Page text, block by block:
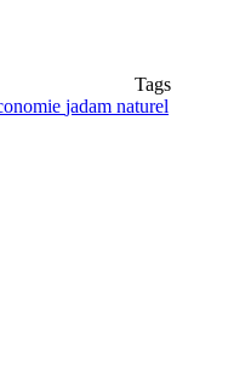
Tags
jadam naturel